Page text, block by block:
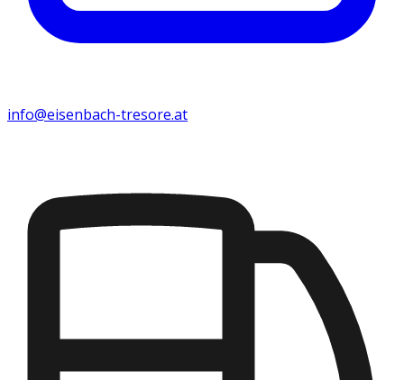
info@eisenbach-tresore.at